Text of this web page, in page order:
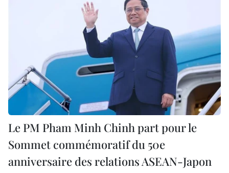
Le PM Pham Minh Chinh part pour le
Sommet commémoratif du 50e
anniversaire des relations ASEAN-Japon